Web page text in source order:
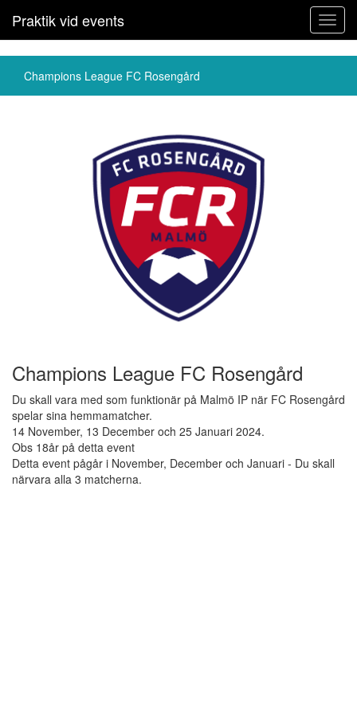
Praktik vid events
Champions League FC Rosengård
Champions League FC Rosengård
Du skall vara med som funktionär på Malmö IP när FC Rosengård
spelar sina hemmamatcher.
14 November, 13 December och 25 Januari 2024.
Obs 18år på detta event
Detta event pågår i November, December och Januari - Du skall
närvara alla 3 matcherna.